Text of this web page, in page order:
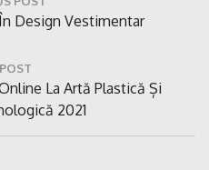
Design Vestimentar
La Artă Plastică Și
2021